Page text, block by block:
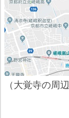
（大覚寺の周